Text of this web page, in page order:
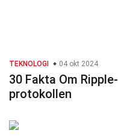
TEKNOLOGI 04 okt 2024
30 Fakta Om Ripple-
protokollen